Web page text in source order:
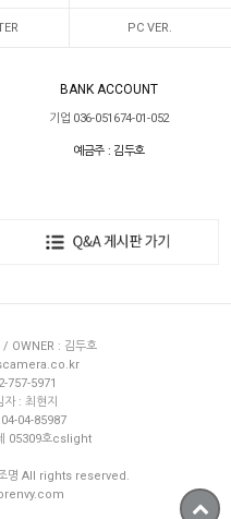
PC VER.
BANK ACCOUNT
기업 036-051674-01-052
예금주 : 김두호
/ OWNER : 김두호
757-5971
자 : 최현지
04-85987
05309호cslight
명 All rights reserved.